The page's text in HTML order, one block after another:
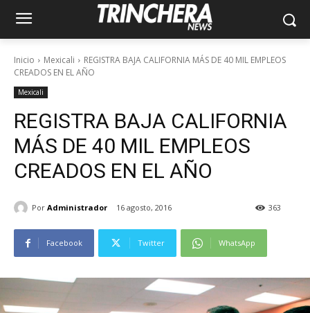
Inicio Mexicali
REGISTRA BAJA CALIFORNIA MÁS DE 40 MIL EMPLEOS
CREADOS EN EL AÑO
Mexicali
REGISTRA BAJA CALIFORNIA
MÁS DE 40 MIL EMPLEOS
CREADOS EN EL AÑO
Por Administrador 16 agosto, 2016 363
Facebook Twitter WhatsApp